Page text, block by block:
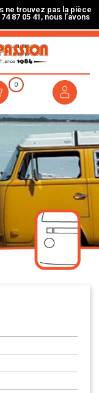
ne trouvez pas la pièce
87 05 41, nous l’avons
0